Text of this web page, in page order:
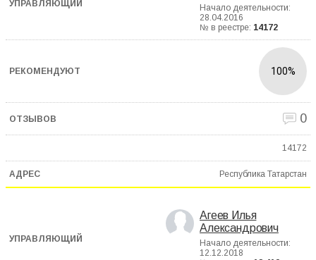
Начало деятельности:
28.04.2016
№ в реестре: 14172
100%
0
14172
Республика Татарстан
Агеев Илья
Александрович
Начало деятельности:
12.12.2018